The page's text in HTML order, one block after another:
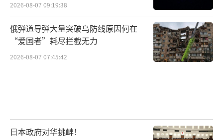
2026-08-07 09:19:38
俄弹道导弹大量突破乌防线原因何在
“爱国者”耗尽拦截无力
2026-08-07 07:45:42
日本政府对华挑衅！